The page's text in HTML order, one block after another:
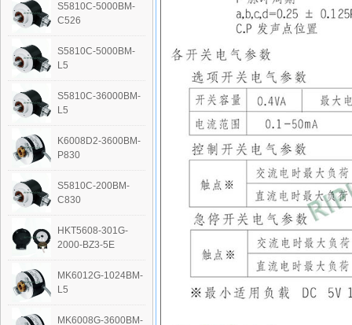
S5810C-5000BM-
C526
S5810C-5000BM-
L5
S5810C-36000BM-
L5
K6008D2-3600BM-
P830
S5810C-200BM-
C830
HKT5608-301G-
2000-BZ3-5E
MK6012G-1024BM-
L5
‭MK6008G-3600BM-